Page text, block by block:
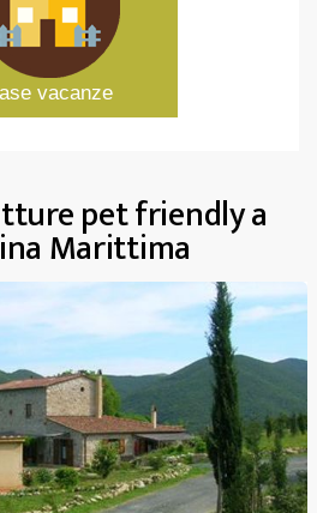
vacanze
pet friendly a
Marittima